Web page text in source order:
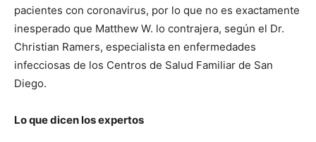
pacientes con coronavirus, por lo que no es exactamente
inesperado que Matthew W. lo contrajera, según el Dr.
Christian Ramers, especialista en enfermedades
infecciosas de los Centros de Salud Familiar de San
Diego.
Lo que dicen los expertos